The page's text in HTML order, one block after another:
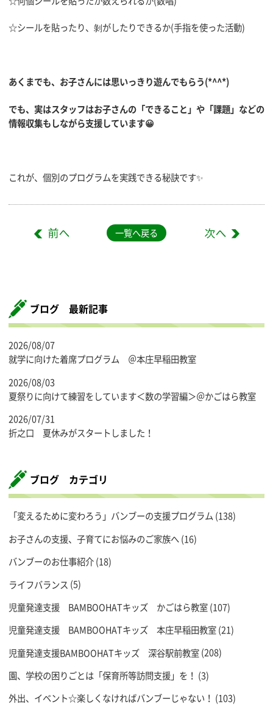
☆シールを貼ったり、剝がしたりできるか(手指を使った活動)
あくまでも、お子さんには思いっきり遊んでもらう(*^^*)
でも、実はスタッフはお子さんの「できること」や「課題」などの
情報収集もしながら支援しています😀
これが、個別のプログラムを実践できる秘訣です✨
一覧へ戻る
ブログ 最新記事
2026/08/07
就学に向けた着席プログラム ＠本庄早稲田教室
2026/08/03
夏祭りに向けて練習をしています＜数の学習編＞＠かごはら教室
2026/07/31
折之口 夏休みがスタートしました！
ブログ カテゴリ
「変えるために変わろう」バンブーの支援プログラム (138)
お子さんの支援、子育てにお悩みのご家族へ(16)
バンブーのお仕事紹介(18)
ライフバランス (5)
児童発達支援 BAMBOOHATキッズ かごはら教室(107)
児童発達支援 BAMBOOHATキッズ 本庄早稲田教室(21)
児童発達支援BAMBOOHATキッズ 深谷駅前教室(208)
園、学校の困りごとは「保育所等訪問支援」を！ (3)
外出、イベント☆楽しくなければバンブーじゃない！ (103)